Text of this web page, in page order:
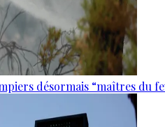
désormais “maîtres du